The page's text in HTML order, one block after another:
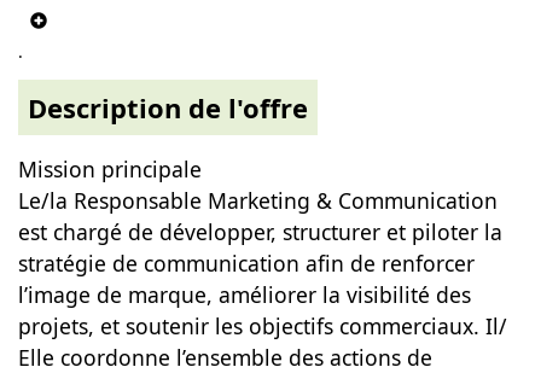
.
Description de l'offre
Mission principale
Le/la Responsable Marketing & Communication
est chargé de développer, structurer et piloter la
stratégie de communication afin de renforcer
l’image de marque, améliorer la visibilité des
projets, et soutenir les objectifs commerciaux. Il/
Elle coordonne l’ensemble des actions de